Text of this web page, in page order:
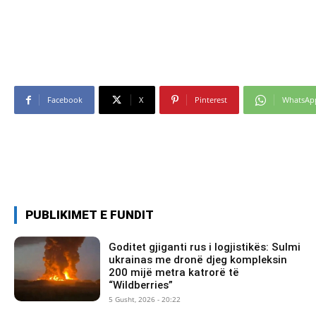
Facebook X Pinterest
PUBLIKIMET E FUNDIT
Goditet gjiganti rus i logjistikës: Sulmi
ukrainas me dronë djeg kompleksin
200 mijë metra katrorë të
“Wildberries”
5 Gusht, 2026 - 20:22